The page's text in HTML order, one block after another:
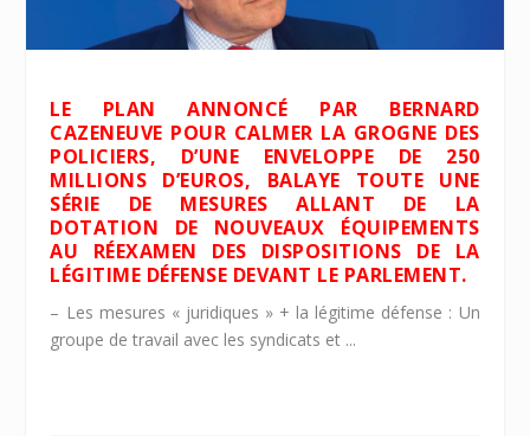
LE PLAN ANNONCÉ PAR BERNARD
CAZENEUVE POUR CALMER LA GROGNE DES
POLICIERS, D’UNE ENVELOPPE DE 250
MILLIONS D’EUROS, BALAYE TOUTE UNE
SÉRIE DE MESURES ALLANT DE LA
DOTATION DE NOUVEAUX ÉQUIPEMENTS
AU RÉEXAMEN DES DISPOSITIONS DE LA
LÉGITIME DÉFENSE DEVANT LE PARLEMENT.
– Les mesures « juridiques » + la légitime défense : Un
groupe de travail avec les syndicats et ...